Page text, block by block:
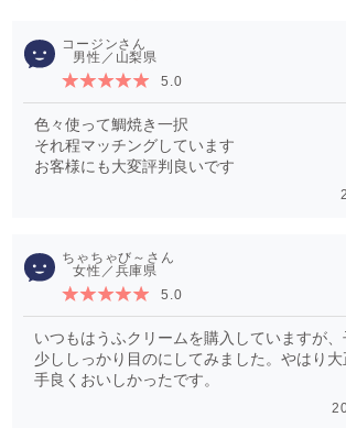
コージン
男性／山梨県
5.0
色々使って鯛焼き一択
それ程マッチングしています
お客様にも大変評判良いです
ちゃちゃび～
女性／兵庫県
5.0
いつもはうふクリームを購入していますが
少ししっかり目のにしてみました。やはり
手良くおいしかったです。